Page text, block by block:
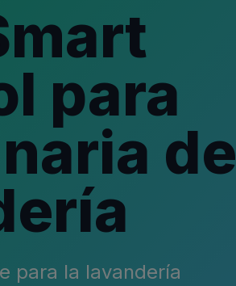
para
de
para la lavandería